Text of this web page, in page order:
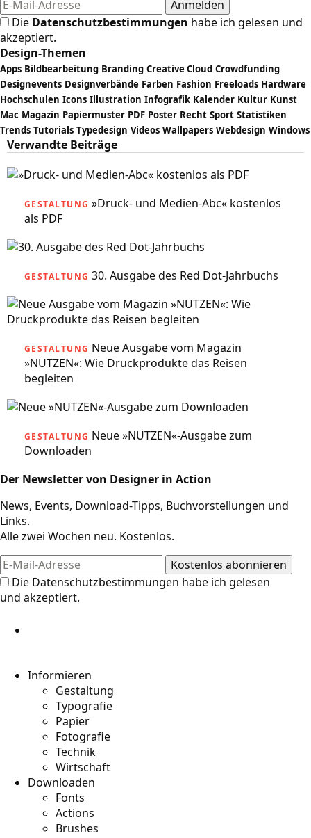
Die Datenschutzbestimmungen habe ich gelesen und
akzeptiert.
Design-Themen
Apps Bildbearbeitung Branding Creative Cloud Crowdfunding
Designevents Designverbände Farben Fashion Freeloads Hardware
Hochschulen Icons Illustration Infografik Kalender Kultur Kunst
Mac Magazin Papiermuster PDF Poster Recht Sport Statistiken
Trends Tutorials Typedesign Videos Wallpapers Webdesign Windows
Verwandte Beiträge
GESTALTUNG »Druck- und Medien-Abc« kostenlos
als PDF
GESTALTUNG 30. Ausgabe des Red Dot-Jahrbuchs
GESTALTUNG Neue Ausgabe vom Magazin
»NUTZEN«: Wie Druckprodukte das Reisen
begleiten
GESTALTUNG Neue »NUTZEN«-Ausgabe zum
Downloaden
Der Newsletter von Designer in Action
News, Events, Download-Tipps, Buchvorstellungen und
Links.
Alle zwei Wochen neu. Kostenlos.
Die Datenschutzbestimmungen habe ich gelesen
und akzeptiert.
Informieren
Gestaltung
Typografie
Papier
Fotografie
Technik
Wirtschaft
Downloaden
Fonts
Actions
Brushes